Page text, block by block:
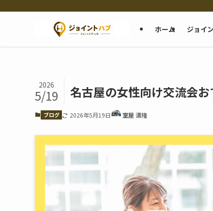
ホーム ジョイ
名古屋の女性向け交流会お
2026
5/19
ブログ 2026年5月19日 室屋 清隆